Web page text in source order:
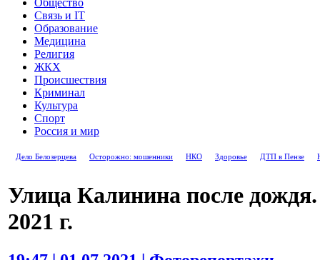
Связь и IT
Образование
Медицина
Религия
ЖКХ
Происшествия
Криминал
Культура
Спорт
Россия и мир
Дело Белозерцева Осторожно: мошенники НКО Здоровье ДТП в Пензе
Улица Калинина после
2021 г.